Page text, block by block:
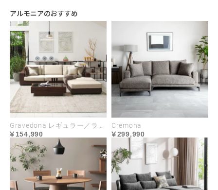
アルモニアのおすすめ
Gravedona レギュラー／ラージサイズ
154,990
Cremona
299,990